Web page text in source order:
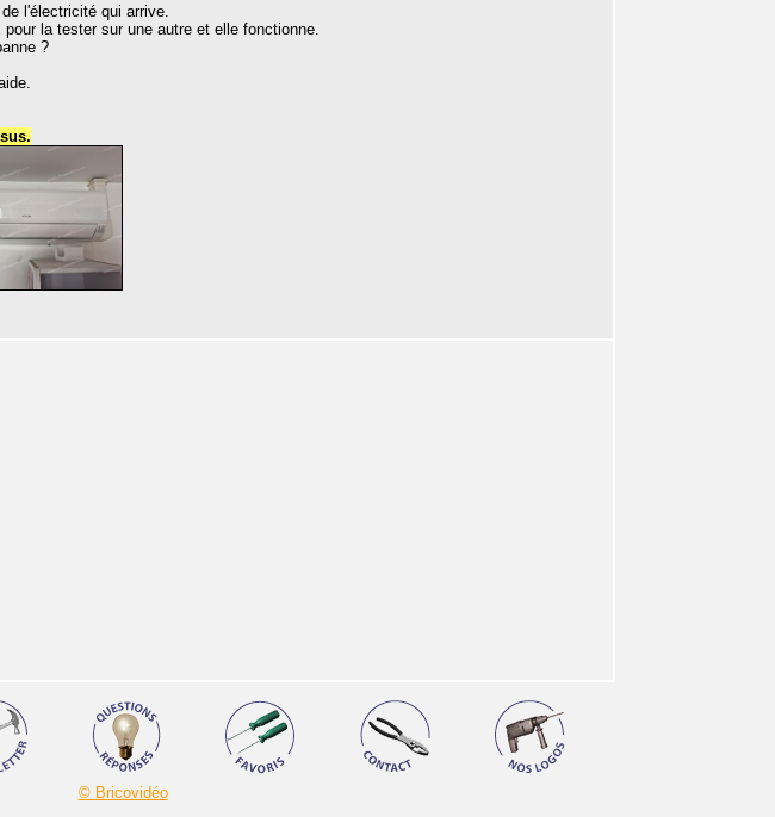
l'électricité qui arrive.
la tester sur une autre et elle fonctionne.
?
© Bricovidéo